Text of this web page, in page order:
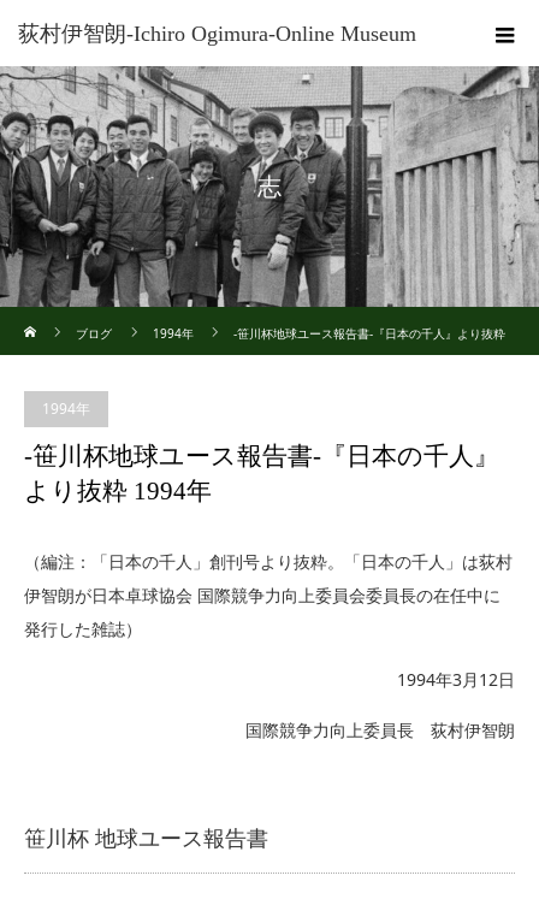
荻村伊智朗-Ichiro Ogimura-Online Museum
志
ブログ
1994年 -笹川杯地球ユース報告書-『日本の千人』より抜粋
1994年
-笹川杯地球ユース報告書-『日本の千人』
より抜粋 1994年
（編注：「日本の千人」創刊号より抜粋。「日本の千人」は荻村
伊智朗が日本卓球協会 国際競争力向上委員会委員長の在任中に
発行した雑誌）
1994年3月12日
国際競争力向上委員長 荻村伊智朗
笹川杯 地球ユース報告書